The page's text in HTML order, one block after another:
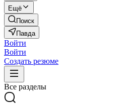
Ещё
Поиск
Павда
Войти
Войти
Создать резюме
Все разделы